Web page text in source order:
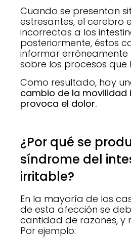
Cuando se presentan
estresantes, el cerebro
incorrectas a los
posteriormente, éstos
informar erróneamente
sobre los procesos que
Como resultado, hay
cambio de la movilidad
provoca el dolor.
¿Por qué se
síndrome del
irritable?
En la mayoría de los
de esta afección se
cantidad de razones, y
Por ejemplo: